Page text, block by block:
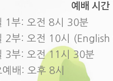
예배 시간
1부: 오전 8시 30분
2부: 오전 10시 (English
3부: 오전 11시 30분
예배: 오후 8시